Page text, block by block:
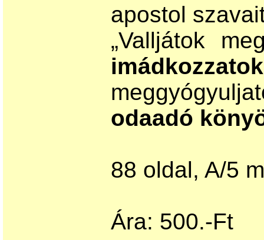
apostol
„Valljátok
odaadó
88 oldal, A/5
Ára: 500.-Ft